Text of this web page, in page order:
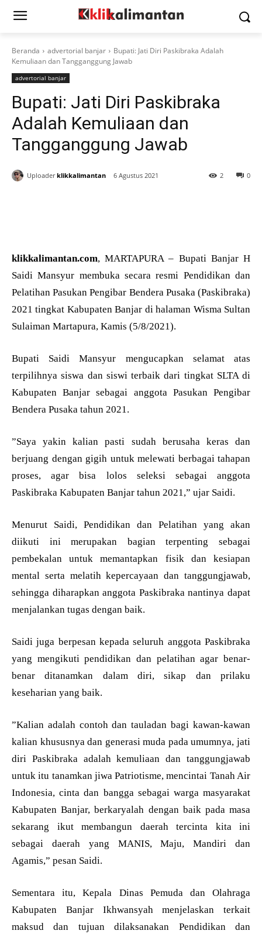
Beranda advertorial banjar
Bupati: Jati Diri Paskibraka Adalah
Kemuliaan dan Tangganggung Jawab
advertorial banjar
Bupati: Jati Diri Paskibraka
Adalah Kemuliaan dan
Tangganggung Jawab
Uploader klikkalimantan 6 Agustus 2021 0
2
klikkalimantan.com, MARTAPURA – Bupati Banjar H
Saidi Mansyur membuka secara resmi Pendidikan dan
Pelatihan Pasukan Pengibar Bendera Pusaka (Paskibraka)
2021 tingkat Kabupaten Banjar di halaman Wisma Sultan
Sulaiman Martapura, Kamis (5/8/2021).
Bupati Saidi Mansyur mengucapkan selamat atas
terpilihnya siswa dan siswi terbaik dari tingkat SLTA di
Kabupaten Banjar sebagai anggota Pasukan Pengibar
Bendera Pusaka tahun 2021.
”Saya yakin kalian pasti sudah berusaha keras dan
berjuang dengan gigih untuk melewati berbagai tahapan
proses, agar bisa lolos seleksi sebagai anggota
Paskibraka Kabupaten Banjar tahun 2021,” ujar Saidi.
Menurut Saidi, Pendidikan dan Pelatihan yang akan
diikuti ini merupakan bagian terpenting sebagai
pembekalan untuk memantapkan fisik dan kesiapan
mental serta melatih kepercayaan dan tanggungjawab,
sehingga diharapkan anggota Paskibraka nantinya dapat
menjalankan tugas dengan baik.
Saidi juga berpesan kepada seluruh anggota Paskibraka
yang mengikuti pendidikan dan pelatihan agar benar-
benar ditanamkan dalam diri, sikap dan prilaku
keseharian yang baik.
”Kalian adalah contoh dan tauladan bagi kawan-kawan
kalian khususnya dan generasi muda pada umumnya, jati
diri Paskibraka adalah kemuliaan dan tanggungjawab
untuk itu tanamkan jiwa Patriotisme, mencintai Tanah Air
Indonesia, cinta dan bangga sebagai warga masyarakat
Kabupaten Banjar, berkaryalah dengan baik pada masa
sekarang ikut membangun daerah tercinta kita ini
sebagai daerah yang MANIS, Maju, Mandiri dan
Agamis,” pesan Saidi.
Sementara itu, Kepala Dinas Pemuda dan Olahraga
Kabupaten Banjar Ikhwansyah menjelaskan terkait
maksud dan tujuan dilaksanakan Pendidikan dan